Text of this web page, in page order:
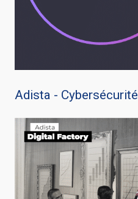
Adista - Cybersécurité